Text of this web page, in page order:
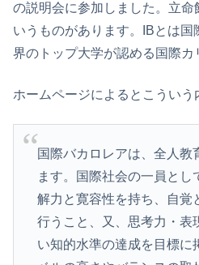
の説明会に参加しました。立命
いうものがあります。IBとは
界のトップ大学が認める国際カ
ホームページによるとこういう
国際バカロレアは、全人教
ます。国際社会の一員とし
解力と寛容性を持ち、自覚
行うこと、又、思考力・表
い知的水準の達成を目標に